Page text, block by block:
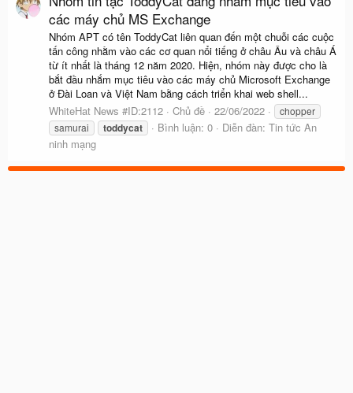
các máy chủ MS Exchange
Nhóm APT có tên ToddyCat liên quan đến một chuỗi các cuộc
tấn công nhằm vào các cơ quan nổi tiếng ở châu Âu và châu Á
từ ít nhất là tháng 12 năm 2020. Hiện, nhóm này được cho là
bắt đầu nhắm mục tiêu vào các máy chủ Microsoft Exchange
ở Đài Loan và Việt Nam bằng cách triển khai web shell...
WhiteHat News #ID:2112
Chủ đề 22/06/2022
chopper
samurai
toddycat Bình luận: 0 Diễn đàn: Tin tức An
ninh mạng